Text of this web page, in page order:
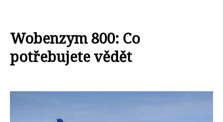
Wobenzym 800: Co
potřebujete vědět